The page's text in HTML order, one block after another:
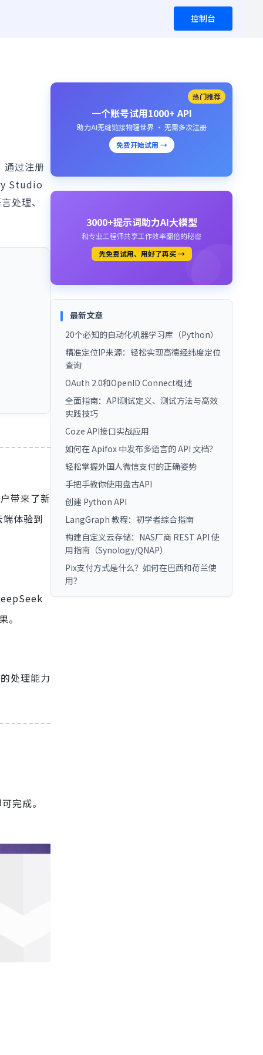
控制台
通过注册
Studio
处理、
带来了新
体验到
。
处理能力
完成。
热门推荐
一个账号试用1000+ API
助力AI无缝链接物理世界 · 无需多次注册
免费开始试用 →
3000+提示词助力AI大模型
和专业工程师共享工作效率翻倍的秘密
先免费试用、用好了再买 →
最新文章
20个必知的自动化机器学习库（Python）
精准定位IP来源：轻松实现高德经纬度定位
查询
OAuth 2.0和OpenID Connect概述
全面指南：API测试定义、测试方法与高效
实践技巧
Coze API接口实战应用
如何在 Apifox 中发布多语言的 API 文档？
轻松掌握外国人微信支付的正确姿势
手把手教你使用盘古API
创建 Python API
LangGraph 教程：初学者综合指南
构建自定义云存储：NAS厂商 REST API 使
用指南（Synology/QNAP）
Pix支付方式是什么？如何在巴西和荷兰使
用？